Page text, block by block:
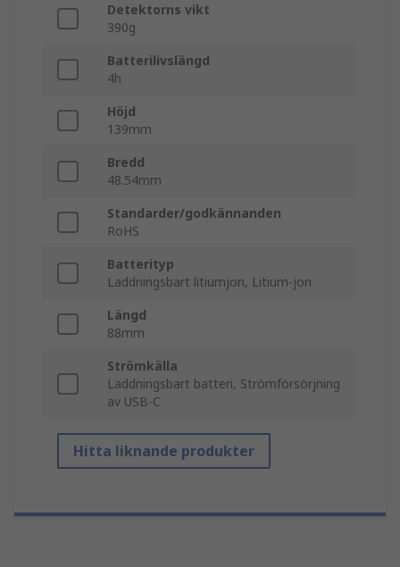
Detektorns vikt
390g
Batterilivslängd
4h
Höjd
139mm
Bredd
48.54mm
Standarder/godkännanden
RoHS
Batterityp
Laddningsbart litiumjon, Litium-jon
Längd
88mm
Strömkälla
Laddningsbart batteri, Strömförsörjning
av USB-C
Hitta liknande produkter